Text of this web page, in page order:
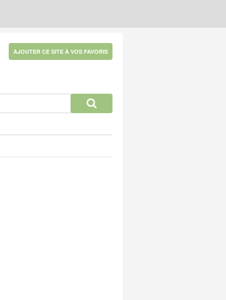
AJOUTER CE SITE À VOS FAVORIS